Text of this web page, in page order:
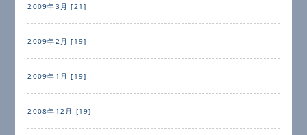
2009年3月 [21]
2009年2月 [19]
2009年1月 [19]
2008年12月 [19]